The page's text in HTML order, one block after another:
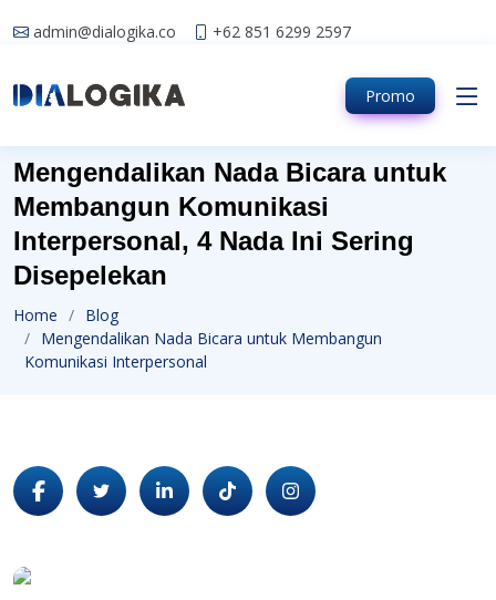
admin@dialogika.co +62 851 6299 2597
Promo
Mengendalikan Nada Bicara untuk
Membangun Komunikasi
Interpersonal, 4 Nada Ini Sering
Disepelekan
Home
Blog
Mengendalikan Nada Bicara untuk Membangun
Komunikasi Interpersonal